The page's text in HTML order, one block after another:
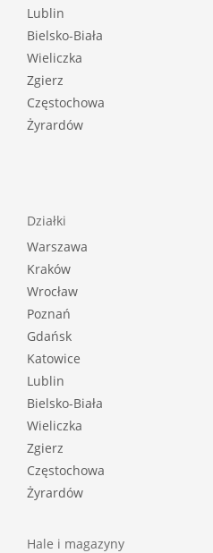
Lublin
Bielsko-Biała
Wieliczka
Zgierz
Częstochowa
Żyrardów
Działki
Warszawa
Kraków
Wrocław
Poznań
Gdańsk
Katowice
Lublin
Bielsko-Biała
Wieliczka
Zgierz
Częstochowa
Żyrardów
Hale i magazyny